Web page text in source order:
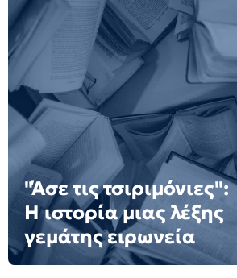
"Άσε τις τσιριμόνιες":
Η ιστορία μιας λέξης
γεμάτης ειρωνεία